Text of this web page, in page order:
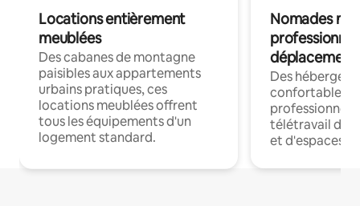
Locations entièrement
meublées
Des cabanes de montagne
paisibles aux appartements
urbains pratiques, ces
locations meublées offrent
tous les équipements d'un
logement standard.
Nomades
déplacement
Des
confortables
professionnels
télétravail
et d'espaces